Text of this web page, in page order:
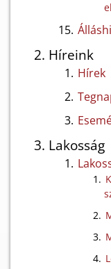
Híreink
Hírek
Lakosság